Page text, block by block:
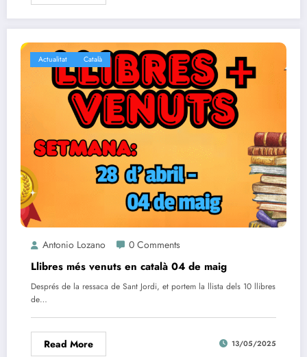
Actualitat Català
Antonio Lozano 0 Comments
Llibres més venuts en català 04 de maig
Després de la ressaca de Sant Jordi, et portem la llista dels 10 llibres
de…
Read More 13/05/2025